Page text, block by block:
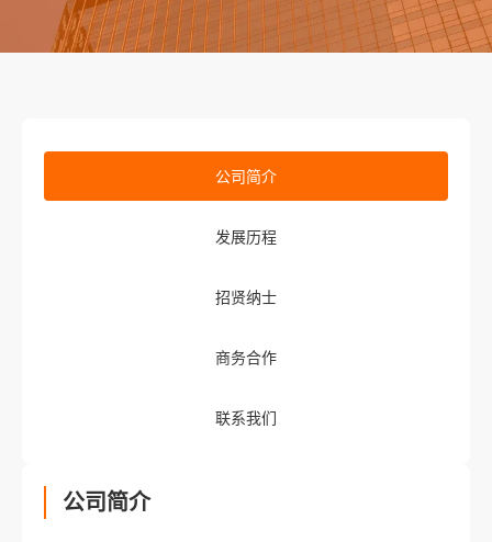
公司简介
发展历程
招贤纳士
商务合作
联系我们
公司简介